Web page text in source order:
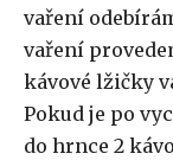
vaření
vaření
kávové lžičky
Pokud je po
do hrnce 2